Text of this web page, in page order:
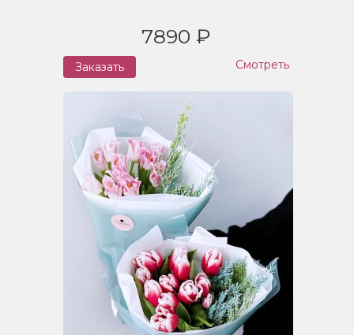
7890 ₽
Заказать Смотреть